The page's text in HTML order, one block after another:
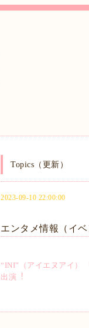
Topics（更新）
2023-09-10 22:00:00
エンタメ情報（イ
“INI”（アイエヌアイ）
出演︕